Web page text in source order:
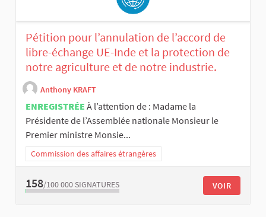
Pétition pour l’annulation de l’accord de
libre-échange UE-Inde et la protection de
notre agriculture et de notre industrie.
Anthony KRAFT
ENREGISTRÉE À l’attention de : Madame la
Présidente de l’Assemblée nationale Monsieur le
Premier ministre Monsie...
Commission des affaires étrangères
158/100 000 SIGNATURES VOIR